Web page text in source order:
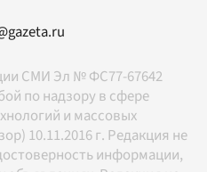
СМИ Эл № ФС77-67642
по надзору в сфере
и массовых
10.11.2016 г. Редакция не
информации,